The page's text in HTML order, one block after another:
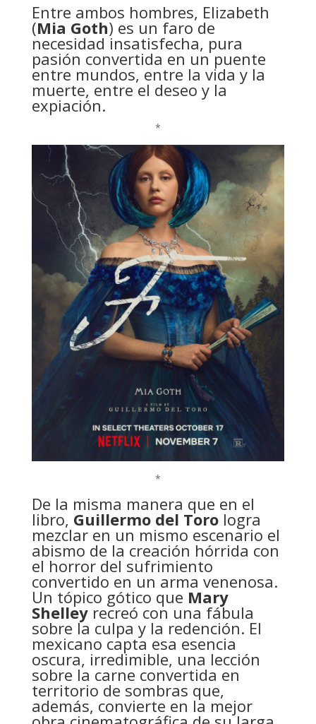
Entre ambos hombres, Elizabeth
(Mia Goth) es un faro de
necesidad insatisfecha, pura
pasión convertida en un puente
entre mundos, entre la vida y la
muerte, entre el deseo y la
expiación.
*
*
De la misma manera que en el
libro, Guillermo del Torologra
mezclar en un mismo escenario el
abismo de la creación hórrida con
el horror del sufrimiento
convertido en un arma venenosa.
Un tópico gótico que Mary
Shelleyrecreó con una fábula
sobre la culpa y la redención. El
mexicano capta esa esencia
oscura, irredimible, una lección
sobre la carne convertida en
territorio de sombras que,
además, convierte en la mejor